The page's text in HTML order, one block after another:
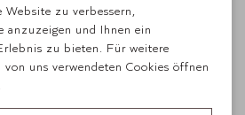
zu verbessern,
anzuzeigen und Ihnen ein
zu bieten. Für weitere
uns verwendeten Cookies öffnen